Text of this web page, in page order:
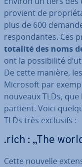
provient de
plus de 600
res­pon­dantes. Ces
totalité des noms
ont la pos­si­bi­lité
De cette manière,
Microsoft par
nouveaux TLDs,
par­tient. Voici
TLDs très exclusifs :
.rich : „The
Cette nouvelle